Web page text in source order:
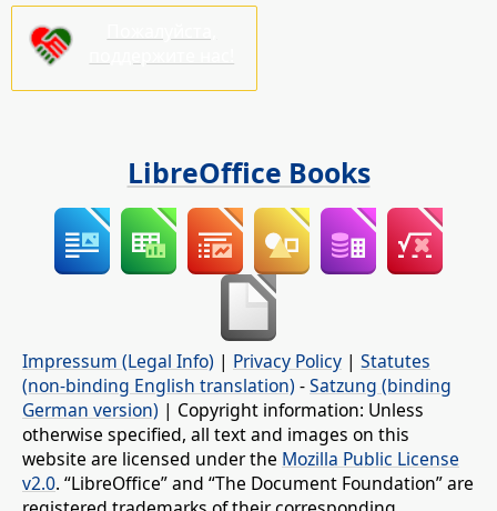
LibreOffice Books
Impressum (Legal Info) | Privacy Policy | Statutes
(non-binding English translation) -Satzung (binding
German version) | Copyright information: Unless
otherwise specified, all text and images on this
website are licensed under the Mozilla Public License
v2.0. “LibreOffice” and “The Document Foundation” are